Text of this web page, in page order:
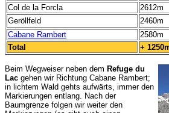
Col de la Forcla
2612m
Geröllfeld
2460m
Cabane Rambert
2580m
Total
+
Beim Wegweiser neben dem Refuge du
Lac gehen wir Richtung Cabane Rambert;
in lichtem Wald gehts aufwärts, immer den
Markierungen entlang. Nach der
Baumgrenze folgen wir weiter den